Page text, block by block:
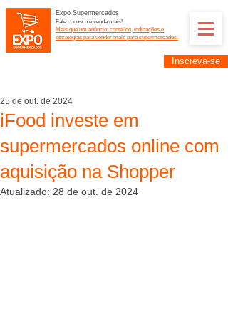
Expo Supermercados
Fale conosco e venda mais!
Mais que um anúncio: conteúdo, indicações e
estratégias para vender mais para supermercados.
Inscreva-se
iFood investe em
supermercados online com
aquisição na Shopper
25 de out. de 2024
Atualizado: 28 de out. de 2024